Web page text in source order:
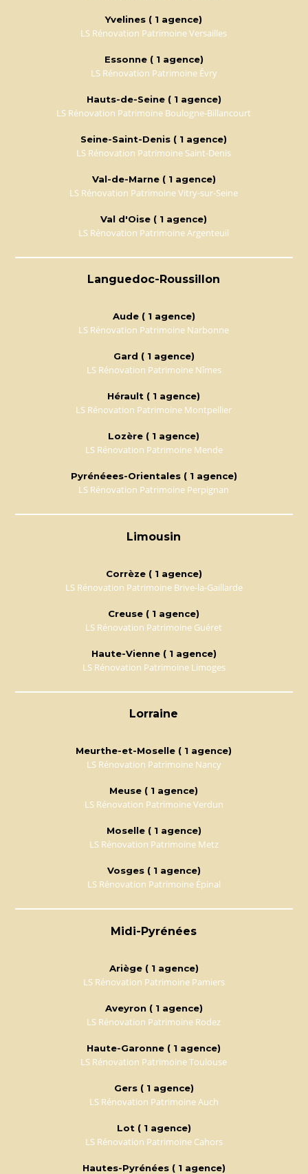
Yvelines ( 1 agence)
LS Rénovation Patrimoine Versailles
Essonne ( 1 agence)
LS Rénovation Patrimoine Évry
Hauts-de-Seine ( 1 agence)
LS Rénovation Patrimoine Boulogne-Billancourt
Seine-Saint-Denis ( 1 agence)
LS Rénovation Patrimoine Saint-Denis
Val-de-Marne ( 1 agence)
LS Rénovation Patrimoine Vitry-sur-Seine
Val d'Oise ( 1 agence)
LS Rénovation Patrimoine Argenteuil
Languedoc-Roussillon
Aude ( 1 agence)
LS Rénovation Patrimoine Narbonne
Gard ( 1 agence)
LS Rénovation Patrimoine Nîmes
Hérault ( 1 agence)
LS Rénovation Patrimoine Montpellier
Lozère ( 1 agence)
LS Rénovation Patrimoine Mende
Pyrénéees-Orientales ( 1 agence)
LS Rénovation Patrimoine Perpignan
Limousin
Corrèze ( 1 agence)
LS Rénovation Patrimoine Brive-la-Gaillarde
Creuse ( 1 agence)
LS Rénovation Patrimoine Guéret
Haute-Vienne ( 1 agence)
LS Rénovation Patrimoine Limoges
Lorraine
Meurthe-et-Moselle ( 1 agence)
LS Rénovation Patrimoine Nancy
Meuse ( 1 agence)
LS Rénovation Patrimoine Verdun
Moselle ( 1 agence)
LS Rénovation Patrimoine Metz
Vosges ( 1 agence)
LS Rénovation Patrimoine Épinal
Midi-Pyrénées
Ariège ( 1 agence)
LS Rénovation Patrimoine Pamiers
Aveyron ( 1 agence)
LS Rénovation Patrimoine Rodez
Haute-Garonne ( 1 agence)
LS Rénovation Patrimoine Toulouse
Gers ( 1 agence)
LS Rénovation Patrimoine Auch
Lot ( 1 agence)
LS Rénovation Patrimoine Cahors
Hautes-Pyrénées ( 1 agence)